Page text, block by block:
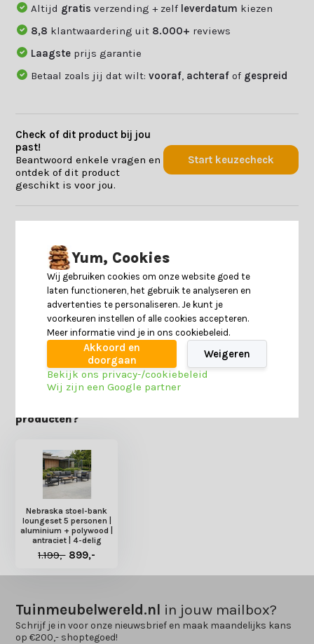
Altijd gratisverzending + zelf leverdatum kiezen
8,8 klantwaardering uit 8.000+ reviews
Laagste prijs garantie
Betaal zoals jij dat wilt:vooraf achteraf of gespreid
Check of dit product bij jou
past!
Beantwoord enkele vragen en
ontdek of dit product
geschikt is voor jou.
Start keuzecheck
Specificaties
Reviews
producten?
Nebraska stoel-bank
loungeset 5 personen |
aluminium + polywood |
antraciet | 4-delig
1.199,- 899,-
Tuinmeubelwereld.nl in jouw mailbox?
Schrijf je in voor onze nieuwsbrief en maak maandelijks kans
op €200,- shoptegoed!
Yum, Cookies
Wij gebruiken cookies om onze website goed te
laten functioneren, het gebruik te analyseren en
advertenties te personaliseren. Je kunt je
voorkeuren instellen of alle cookies accepteren.
Meer informatie vind je in ons cookiebeleid.
Akkoord en
doorgaan
Weigeren
Bekijk ons privacy-/cookiebeleid
Wij zijn een Google partner